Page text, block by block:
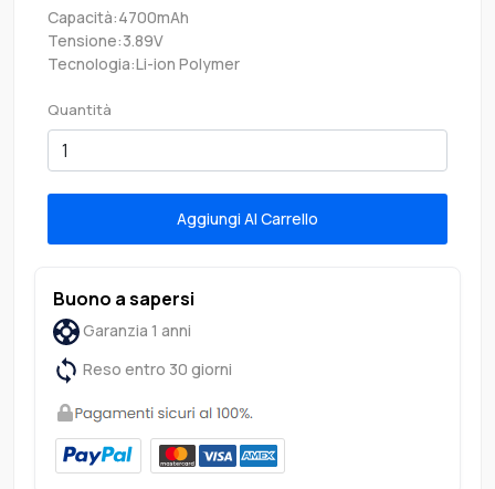
Capacità:4700mAh
Tensione:3.89V
Tecnologia:Li-ion Polymer
Quantità
Aggiungi Al Carrello
Buono a sapersi
Garanzia 1 anni
Reso entro 30 giorni